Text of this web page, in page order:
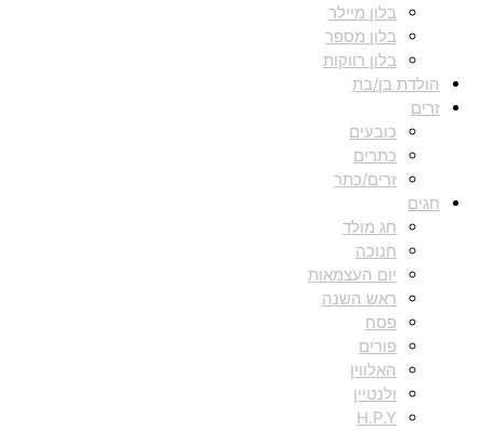
בלון מיילר
בלון מספר
בלון רווקות
הולדת בן/בת
זרים
כובעים
כתרים
זרים/כתר
חגים
חג מולד
חנוכה
יום העצמאות
ראש השנה
פסח
פורים
האלווין
ולנטיין
H.P.Y